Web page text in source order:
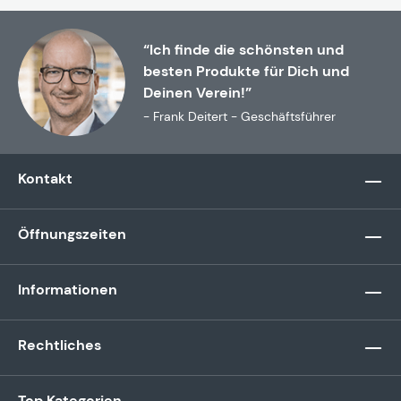
“Ich finde die schönsten und
besten Produkte für Dich und
Deinen Verein!”
- Frank Deitert - Geschäftsführer
Kontakt
Öffnungszeiten
Informationen
Rechtliches